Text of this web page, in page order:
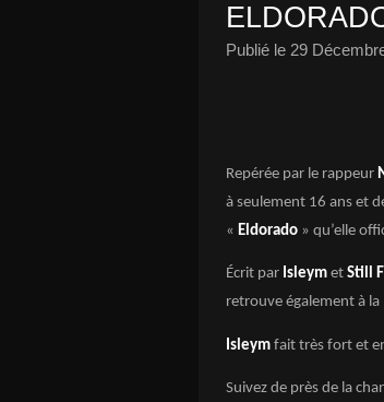
Publié le 29
Repérée par le rappeur
à seulement 16 ans et
« Eldorado » qu’elle
Écrit par Isleym et Still
retrouve également à
Isleym fait très fort et
Suivez de près de la